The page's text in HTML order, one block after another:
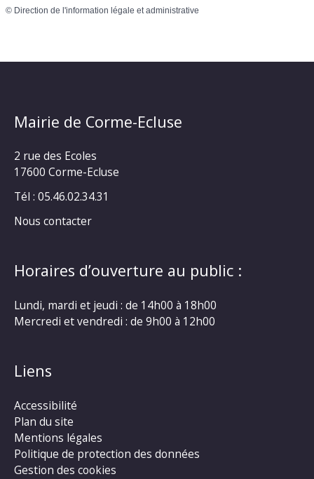
© Direction de l'information légale et administrative
Mairie de Corme-Ecluse
2 rue des Ecoles
17600 Corme-Ecluse
Tél : 05.46.02.34.31
Nous contacter
Horaires d’ouverture au public :
Lundi, mardi et jeudi : de 14h00 à 18h00
Mercredi et vendredi : de 9h00 à 12h00
Liens
Accessibilité
Plan du site
Mentions légales
Politique de protection des données
Gestion des cookies